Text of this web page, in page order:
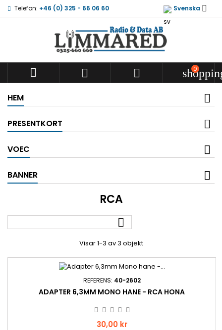
Telefon: +46 (0) 325 - 66 06 60 Svenska 
   0
HEM
PRESENTKORT
VOEC
BANNER
RCA

Visar 1-3 av 3 objekt
REFERENS: 40-2602
ADAPTER 6,3MM MONO HANE - RCA HONA
Pris
30,00 kr